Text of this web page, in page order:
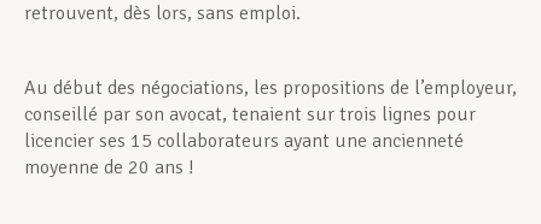
retrouvent, dès lors, sans emploi.
Au début des négociations, les propositions de l’employeur,
conseillé par son avocat, tenaient sur trois lignes pour
licencier ses 15 collaborateurs ayant une ancienneté
moyenne de 20 ans !